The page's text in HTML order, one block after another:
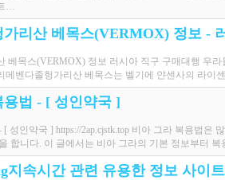
…
가리산 베목스(VERMOX) 정보 -
베목스(VERMOX) 정보 러시아 직구 구매대행 우
메벤다졸헝가리산 베목스는 벨기에 얀센사의 라이
용법 - [ 성인약국 ]
[ 성인약국 ] https://2ap.cjstk.top 비아 그라 복용법
합니다. 이 글에서는 비아 그라의 기본 정보부터
지속시간 관련 유용한 정보 사이